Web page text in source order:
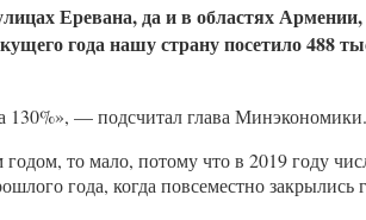
Еревана, да и в областях
года нашу страну посетило 488
130%», — подсчитал глава Минэкономики.
то мало, потому что в 2019 году
года, когда повсеместно